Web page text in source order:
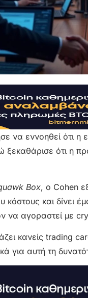
να εννοηθεί ότι η
ότι η
Box, ο Cohen
και δίνει
να αγοραστεί με
κανείς trading
για αυτή τη